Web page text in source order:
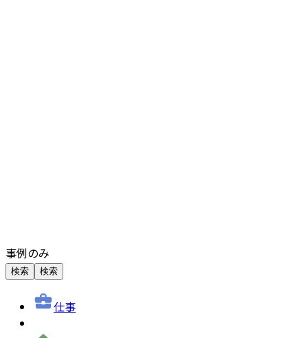
事例のみ
検索 検索
仕事